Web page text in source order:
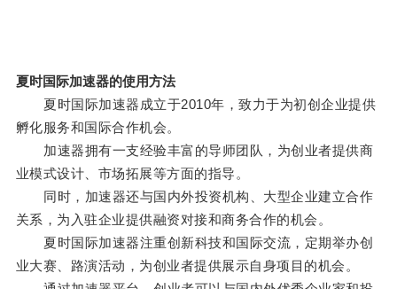
夏时国际加速器的使用方法
夏时国际加速器成立于2010年，致力于为初创企业提供
孵化服务和国际合作机会。
加速器拥有一支经验丰富的导师团队，为创业者提供商
业模式设计、市场拓展等方面的指导。
同时，加速器还与国内外投资机构、大型企业建立合作
关系，为入驻企业提供融资对接和商务合作的机会。
夏时国际加速器注重创新科技和国际交流，定期举办创
业大赛、路演活动，为创业者提供展示自身项目的机会。